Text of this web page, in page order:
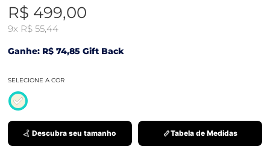
R$ 499,00
9x R$ 55,44
Ganhe: R$ 74,85 Gift Back
SELECIONE A COR
Descubra seu tamanho Tabela de Medidas